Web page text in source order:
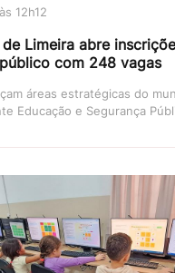
12h12
Limeira abre
com 248 vagas
áreas estratégicas do
Educação e Segurança